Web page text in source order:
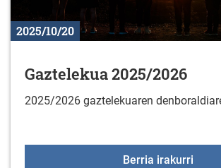
2025/10/20
Gaztelekua 2025/2026
2025/2026 gaztelekuaren
Berria irakurri